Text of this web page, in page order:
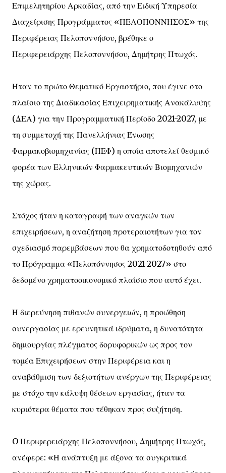
Επιμελητηρίου Αρκαδίας, από την Ειδική Υπηρεσία
Διαχείρισης Προγράμματος «ΠΕΛΟΠΟΝΝΗΣΟΣ» της
Περιφέρειας Πελοποννήσου, βρέθηκε ο
Περιφερειάρχης Πελοποννήσου, Δημήτρης Πτωχός.
Ήταν το πρώτο Θεματικό Εργαστήριο, που έγινε στο
πλαίσιο της Διαδικασίας Επιχειρηματικής Ανακάλυψης
(ΔΕΑ) για την Προγραμματική Περίοδο 2021-2027, με
τη συμμετοχή της Πανελλήνιας Ένωσης
Φαρμακοβιομηχανίας (ΠΕΦ) η οποία αποτελεί θεσμικό
φορέα των Ελληνικών Φαρμακευτικών Βιομηχανιών
της χώρας.
Στόχος ήταν η καταγραφή των αναγκών των
επιχειρήσεων, η αναζήτηση προτεραιοτήτων για τον
σχεδιασμό παρεμβάσεων που θα χρηματοδοτηθούν από
το Πρόγραμμα «Πελοπόννησος 2021-2027» στο
δεδομένο χρηματοοικονομικό πλαίσιο που αυτό έχει.
Η διερεύνηση πιθανών συνεργειών, η προώθηση
συνεργασίας με ερευνητικά ιδρύματα, η δυνατότητα
δημιουργίας πλέγματος δορυφορικών ως προς τον
τομέα Επιχειρήσεων στην Περιφέρεια και η
αναβάθμιση των δεξιοτήτων ανέργων της Περιφέρειας
με στόχο την κάλυψη θέσεων εργασίας, ήταν τα
κυριότερα θέματα που τέθηκαν προς συζήτηση.
O Περιφερειάρχης Πελοποννήσου, Δημήτρης Πτωχός,
ανέφερε: «Η ανάπτυξη με άξονα τα συγκριτικά